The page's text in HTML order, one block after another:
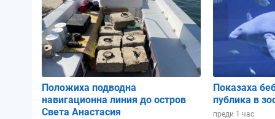
Атмосферно налягане:
Влажност:
Облачност:
1001.89 hPa
86%
5%
1003.14 hPa
2%
1003.84
69%
Положиха подводна
навигационна линия до остров
Света Анастасия
Показаха
публика в
преди 1 час